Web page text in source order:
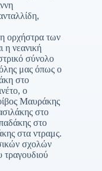
ορχήστρα των
νεανική
σύνολο
μας όπως ο
στο
ο
Μαυράκης
στο
στο
στα ντραμς.
σχολών
τραγουδιού